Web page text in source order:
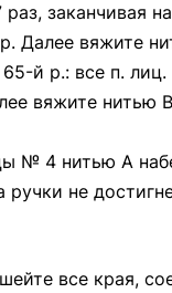
заканчивая
Далее вяжите
й р.: все п.
вяжите нитью
№ 4 нитью А
ручки не
все края,